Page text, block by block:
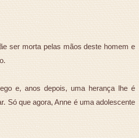
ser morta pelas mãos deste homem e
e, anos depois, uma herança lhe é
Só que agora, Anne é uma adolescente